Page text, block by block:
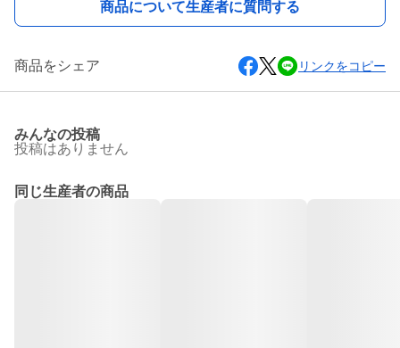
商品について生産者に質問する
商品をシェア リンクをコピー
みんなの投稿
投稿はありません
同じ生産者の商品